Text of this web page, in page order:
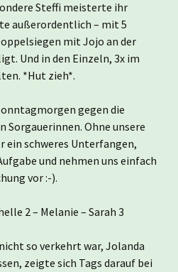
Steffi meisterte ihr
außerordentlich – mit 5
mit Jojo an der
Und in den Einzeln, 3x im
*Hut zieh*.
gegen die
Ohne unsere
ein schweres Unterfangen,
und nehmen uns einfach
vor :-).
2 – Melanie – Sarah 3
so verkehrt war, Jolanda
zeigte sich Tags darauf bei